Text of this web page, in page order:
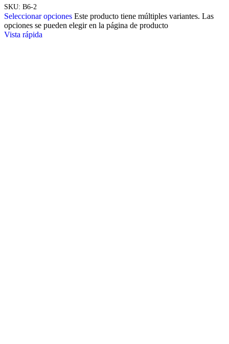
SKU: B6-2
Seleccionar opciones Este producto tiene múltiples variantes. Las
opciones se pueden elegir en la página de producto
Vista rápida